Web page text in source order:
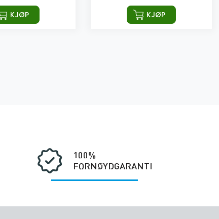
KJØP KJØP
100%
FORNØYDGARANTI